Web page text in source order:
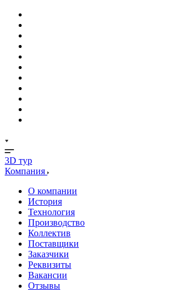
3D тур
Компания
О компании
История
Технология
Производство
Коллектив
Поставщики
Заказчики
Реквизиты
Вакансии
Отзывы